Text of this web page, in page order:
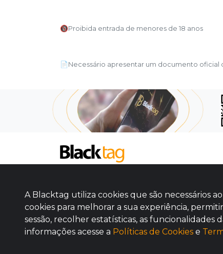
🔞Proibida entrada de menores de 18 anos
📄Necessário apresentar um documento oficial
PROMOVA SEU EVENTO
CONTATO
A Blacktag utiliza cookies que são necessários
cookies para melhorar a sua experiência,
sessão, recolher estatísticas, as funcionalidades
informações acesse a Políticas de Cookies e